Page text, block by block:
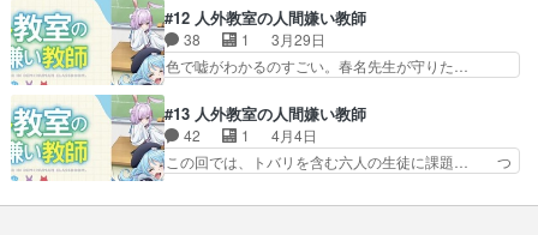
介にいた新任教師はあの因縁の… みんなでいさき
ちゃんの卒業式もやってあげ… 墓地に向かうのに
乗ったバスはイマイチ市営…
好き、女子高生の体育座りだあああああ… 学校を
牢屋と例える未来。クズの教師に歯向… ヒトマ先
生の過去編で人間嫌いになった理由… 零が人間嫌
いになった理由がよく分かった、… 零の人間嫌い
ったのか…未来がいじめを受… 先生の教え子だっ
た・未来が副担任として赴… 過去の経緯はそんな
感じだったのか未来には…
#12 人外教室の人間嫌い教師
38 1
3月29日
色で嘘がわかるのすごい。春名先生が守りた…
んの「どうでもいい嘘ばっかつ… マキちゃんは、
未来先生の嘘を見抜いている… 美しさを知らしめ
たい若葉と嘘をつきたくな… ギャルの生足えっっ
っっっっっっろ！！！！… 一見穏やかな時間が流
#13 人外教室の人間嫌い教師
42 1
4月4日
この回では、トバリを含む六人の生徒に課題… つ
も好きって言うの!チャラいの!の膨れ… また卒業